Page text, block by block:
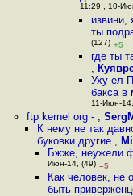
11:29 , 10-
извини,
ты
(127) +5
где ты
,
Уху ел
бакса в
11-Июн-
ftp kernel org - ,
К нему не так
буковки другие ,
Бжже, неужели
Июн-14, (49) –5
Как человек,
быть